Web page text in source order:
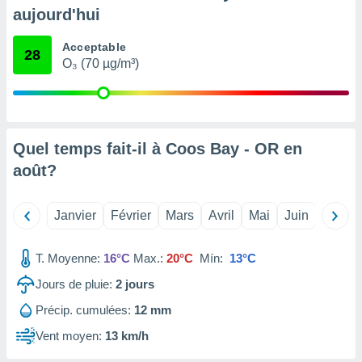
ou
de la
non
notre
le
en
aujourd'hui
28 Acceptable
O₃ (70 µg/m³)
Quel temps fait-il à Coos Bay - OR en
août?
Janvier Février Mars Avril Mai Juin Juillet
T. Moyenne: 16°C Max.: 20°C Mín: 13°C
Jours de pluie: 2 jours
Précip. cumulées: 12 mm
Vent moyen: 13 km/h